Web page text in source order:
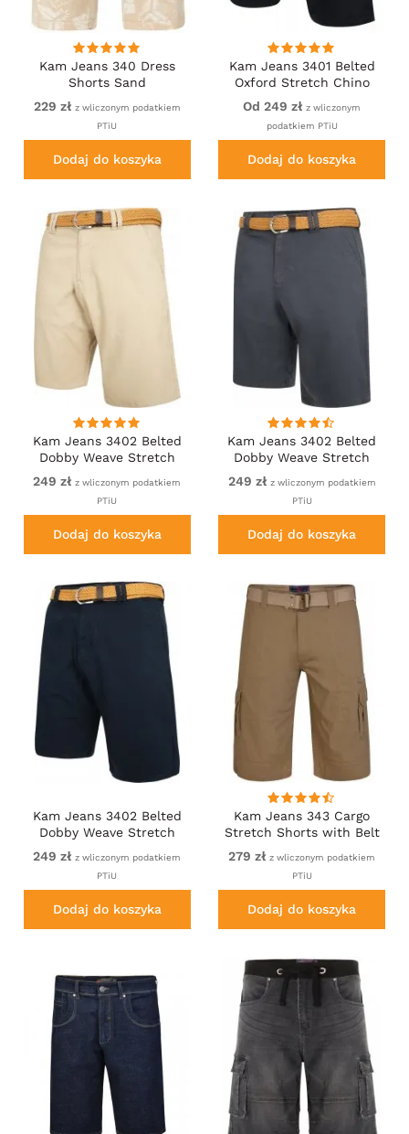
Kam Jeans 340 Dress
Shorts Sand
229 zł z wliczonym podatkiem
PTiU
Dodaj do koszyka
Kam Jeans 3401 Belted
Oxford Stretch Chino
Shorts Navy
Od 249 zł z wliczonym
podatkiem PTiU
Dodaj do koszyka
Kam Jeans 3402 Belted
Dobby Weave Stretch
Chino Shorts Beige
249 zł z wliczonym podatkiem
PTiU
Dodaj do koszyka
Kam Jeans 3402 Belted
Dobby Weave Stretch
Chino Shorts Charcoal
249 zł z wliczonym podatkiem
PTiU
Dodaj do koszyka
Kam Jeans 3402 Belted
Dobby Weave Stretch
Chino Shorts Navy
249 zł z wliczonym podatkiem
PTiU
Dodaj do koszyka
Kam Jeans 343 Cargo
Stretch Shorts with Belt
279 zł z wliczonym podatkiem
PTiU
Dodaj do koszyka